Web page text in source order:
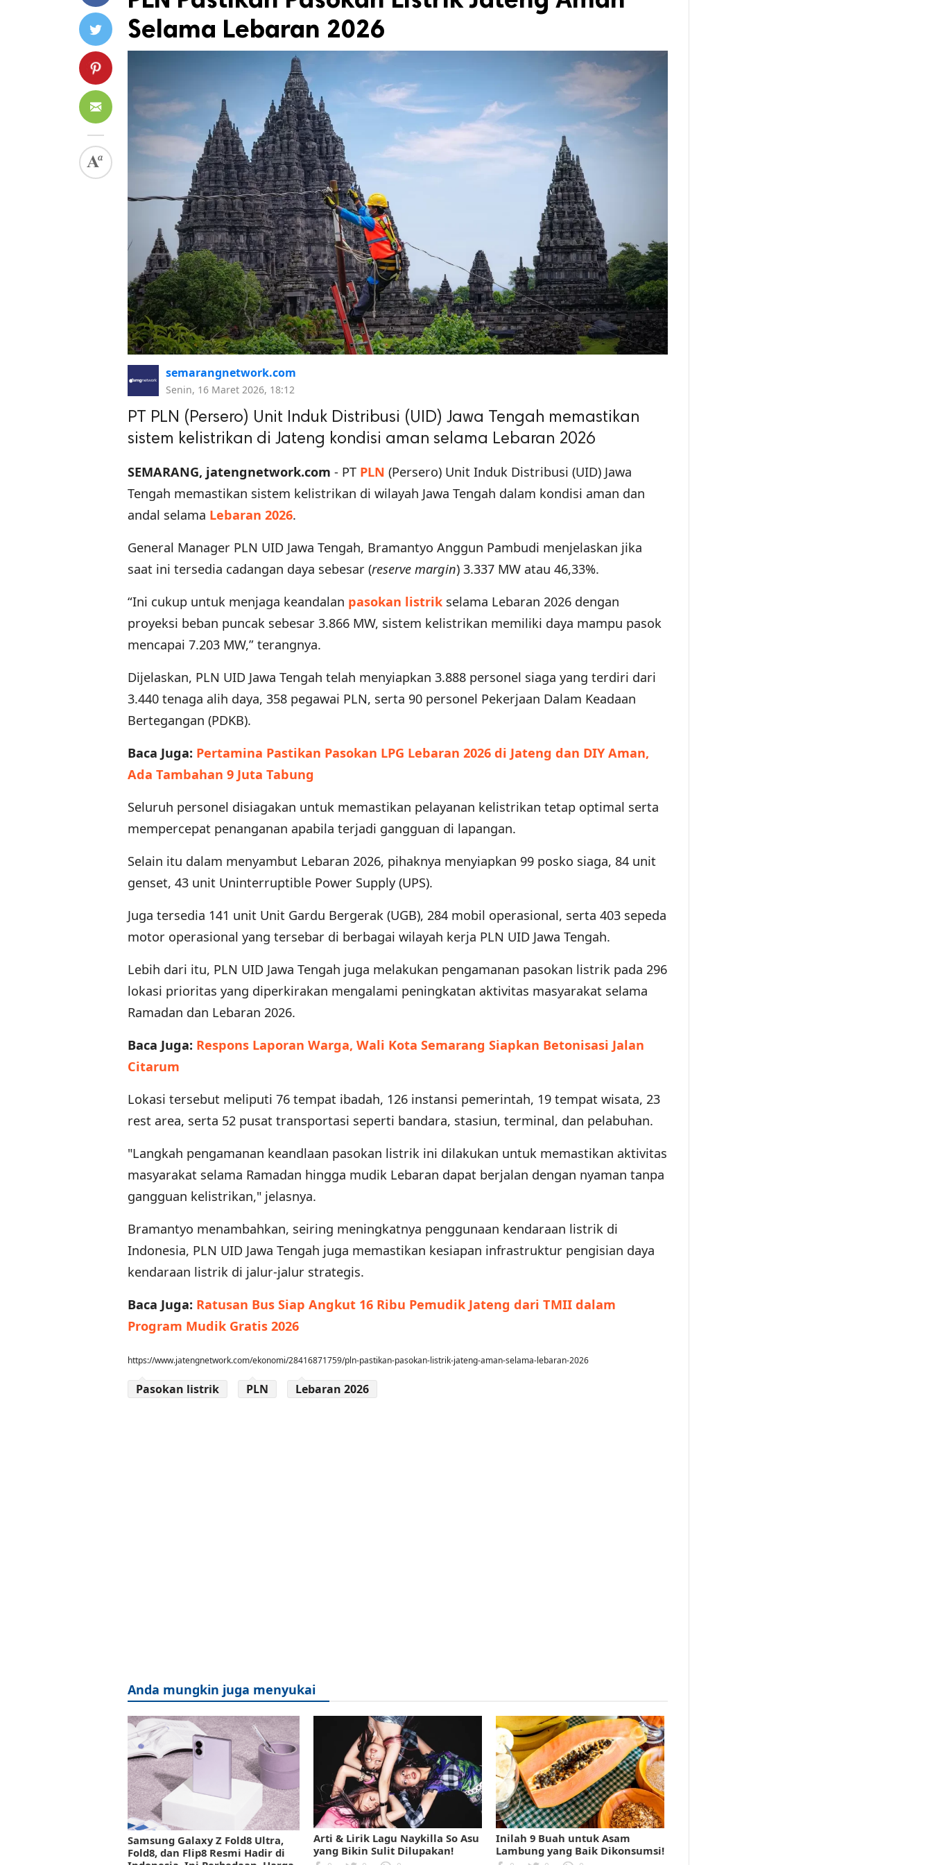
Selama Lebaran 2026
semarangnetwork.com
Senin, 16 Maret 2026, 18:12
PT PLN (Persero) Unit Induk Distribusi (UID) Jawa Tengah memastikan
sistem kelistrikan di Jateng kondisi aman selama Lebaran 2026
SEMARANG, jatengnetwork.com - PT PLN (Persero) Unit Induk Distribusi (UID) Jawa
Tengah memastikan sistem kelistrikan di wilayah Jawa Tengah dalam kondisi aman dan
andal selama Lebaran 2026.
General Manager PLN UID Jawa Tengah, Bramantyo Anggun Pambudi menjelaskan jika
saat ini tersedia cadangan daya sebesar (reserve margin) 3.337 MW atau 46,33%.
“Ini cukup untuk menjaga keandalan pasokan listrik selama Lebaran 2026 dengan
proyeksi beban puncak sebesar 3.866 MW, sistem kelistrikan memiliki daya mampu pasok
mencapai 7.203 MW,” terangnya.
Dijelaskan, PLN UID Jawa Tengah telah menyiapkan 3.888 personel siaga yang terdiri dari
3.440 tenaga alih daya, 358 pegawai PLN, serta 90 personel Pekerjaan Dalam Keadaan
Bertegangan (PDKB).
Baca Juga: Pertamina Pastikan Pasokan LPG Lebaran 2026 di Jateng dan DIY Aman,
Ada Tambahan 9 Juta Tabung
Seluruh personel disiagakan untuk memastikan pelayanan kelistrikan tetap optimal serta
mempercepat penanganan apabila terjadi gangguan di lapangan.
Selain itu dalam menyambut Lebaran 2026, pihaknya menyiapkan 99 posko siaga, 84 unit
genset, 43 unit Uninterruptible Power Supply (UPS).
Juga tersedia 141 unit Unit Gardu Bergerak (UGB), 284 mobil operasional, serta 403 sepeda
motor operasional yang tersebar di berbagai wilayah kerja PLN UID Jawa Tengah.
Lebih dari itu, PLN UID Jawa Tengah juga melakukan pengamanan pasokan listrik pada 296
lokasi prioritas yang diperkirakan mengalami peningkatan aktivitas masyarakat selama
Ramadan dan Lebaran 2026.
Baca Juga: Respons Laporan Warga, Wali Kota Semarang Siapkan Betonisasi Jalan
Citarum
Lokasi tersebut meliputi 76 tempat ibadah, 126 instansi pemerintah, 19 tempat wisata, 23
rest area, serta 52 pusat transportasi seperti bandara, stasiun, terminal, dan pelabuhan.
"Langkah pengamanan keandlaan pasokan listrik ini dilakukan untuk memastikan aktivitas
masyarakat selama Ramadan hingga mudik Lebaran dapat berjalan dengan nyaman tanpa
gangguan kelistrikan," jelasnya.
Bramantyo menambahkan, seiring meningkatnya penggunaan kendaraan listrik di
Indonesia, PLN UID Jawa Tengah juga memastikan kesiapan infrastruktur pengisian daya
kendaraan listrik di jalur-jalur strategis.
Baca Juga: Ratusan Bus Siap Angkut 16 Ribu Pemudik Jateng dari TMII dalam
Program Mudik Gratis 2026
https://www.jatengnetwork.com/ekonomi/28416871759/pln-pastikan-pasokan-listrik-jateng-aman-selama-lebaran-2026
Pasokan listrik PLN Lebaran 2026
Anda mungkin juga menyukai
Samsung Galaxy Z Fold8 Ultra,
Fold8, dan Flip8 Resmi Hadir di
Arti & Lirik Lagu Naykilla So Asu
yang Bikin Sulit Dilupakan!
Inilah 9 Buah untuk Asam
Lambung yang Baik Dikonsumsi!